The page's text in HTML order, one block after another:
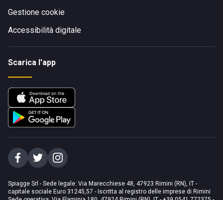
Gestione cookie
Accessibilità digitale
Scarica l'app
Spiagge Srl - Sede legale: Via Marecchiese 48, 47923 Rimini (RN), IT -
capitale sociale Euro 31245,57 - Iscritta al registro delle imprese di Rimini